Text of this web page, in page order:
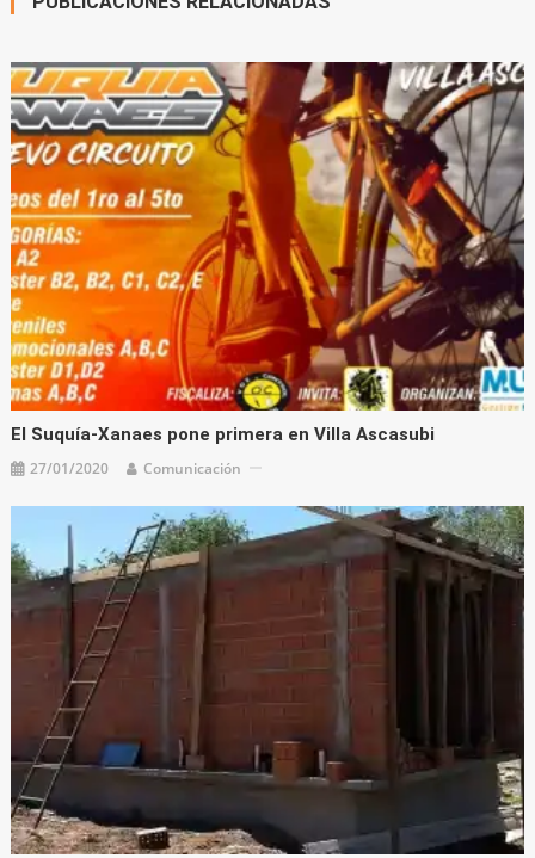
El Suquía-Xanaes pone primera en Villa Ascasubi
27/01/2020 Comunicación